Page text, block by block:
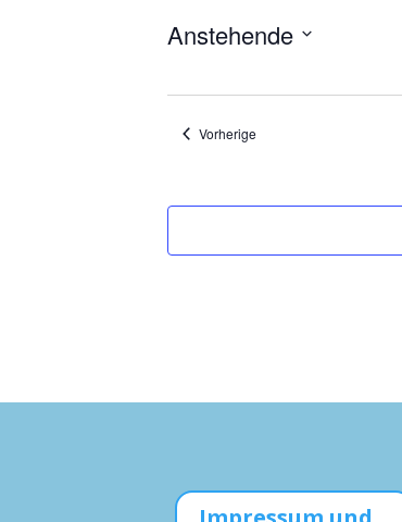
Anstehende
VorherigeVeranstaltungen